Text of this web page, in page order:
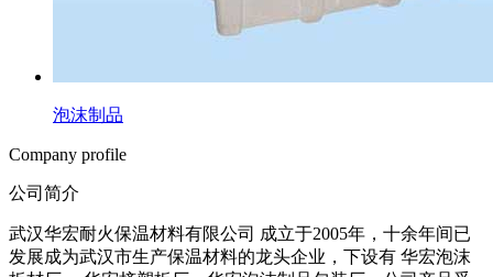
泡沫制品
Company profile
公司简介
武汉华宏耐火保温材料有限公司 成立于2005年，十余年间已
发展成为武汉市生产保温材料的龙头企业，下设有 华宏泡沫